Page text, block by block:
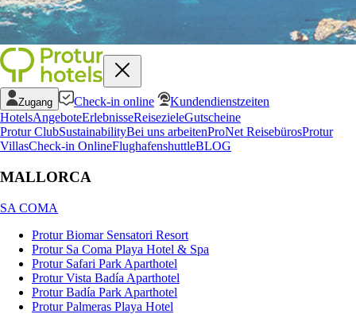
Zugang Check-in online
Kundendienstzeiten
HotelsAngeboteErlebnisseReisezieleGutscheine
Protur ClubSustainabilityBei uns arbeitenProNet ReisebürosProtur
VillasCheck-in OnlineFlughafenshuttleBLOG
MALLORCA
SA COMA
Protur Biomar Sensatori Resort
Protur Sa Coma Playa Hotel & Spa
Protur Safari Park Aparthotel
Protur Vista Badía Aparthotel
Protur Badía Park Aparthotel
Protur Palmeras Playa Hotel